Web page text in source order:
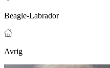
Beagle-Labrador
Avrig